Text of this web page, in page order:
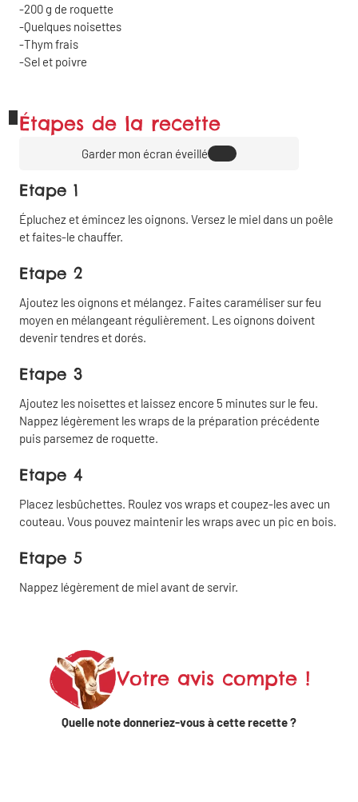
Partager Fermer
Copier
Partager
Partager
200 g de roquette
Quelques noisettes
Thym frais
Sel et poivre
Étapes de la recette
Garder mon écran éveillé
Etape 1
Épluchez et émincez les oignons. Versez le miel dans un poêle
et faites-le chauffer.
Etape 2
Ajoutez les oignons et mélangez. Faites caraméliser sur feu
moyen en mélangeant régulièrement. Les oignons doivent
devenir tendres et dorés.
Etape 3
Ajoutez les noisettes et laissez encore 5 minutes sur le feu.
Nappez légèrement les wraps de la préparation précédente
puis parsemez de roquette.
Etape 4
Placez lesbûchettes. Roulez vos wraps et coupez-les avec un
couteau. Vous pouvez maintenir les wraps avec un pic en bois.
Etape 5
Nappez légèrement de miel avant de servir.
Votre avis compte !
Quelle note donneriez-vous à cette recette ?